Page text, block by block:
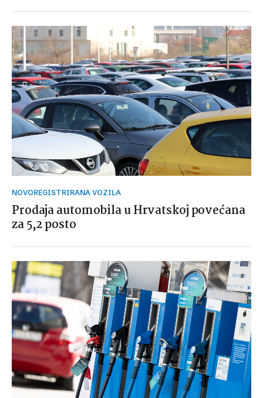
NOVOREGISTRIRANA VOZILA
Prodaja automobila u Hrvatskoj povećana
za 5,2 posto